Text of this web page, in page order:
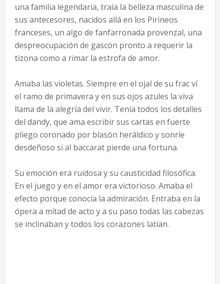
una familia le­gendaria, traía la belleza masculi­na de
sus antecesores, nacidos allá en los Pirineos
franceses, un algo de fanfarronada provenzal, una
despreocupación de gascón pronto a requerir la
tizona como a rimar la estrofa de amor.
Amaba las violetas. Siempre en el ojal de su frac ví
el ramo de pri­mavera y en sus ojos azules la viva
llama de la alegría del vivir. Tenía todos los detalles
del dandy, que ama escribir sus cartas en fuerte
pliego coronado por blasón heráldico y sonríe
desdeñoso si al baccarat pierde una for­tuna.
Su emoción era ruidosa y su causticidad filosófica.
En el juego y en el amor era victorioso. Amaba el
efecto porque conocía la admiración. Entraba en la
ópera a mitad de acto y a su paso todas las cabezas
se inclinaban y todos los corazones latían.